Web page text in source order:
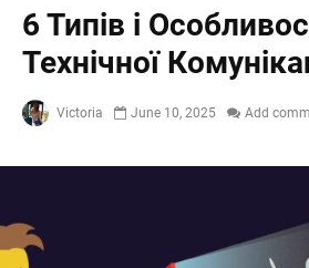
6 Типів і
Технічної
Victoria June 10, 2025 Add